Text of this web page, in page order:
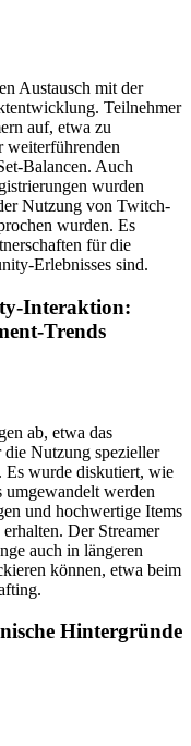
Austausch mit der
Teilnehmer
auf, etwa zu
weiterführenden
Balancen. Auch
wurden
Nutzung von Twitch-
wurden. Es
für die
Erlebnisses sind.
Interaktion:
Trends
ab, etwa das
Nutzung spezieller
Es wurde diskutiert, wie
werden
und hochwertige Items
Der Streamer
auch in längeren
können, etwa beim
Hintergründe